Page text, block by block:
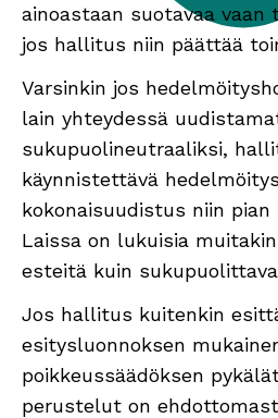
ainoastaan suotavaa vaan
jos hallitus niin päättää
Varsinkin jos
lain yhteydessä
sukupuolineutraaliksi,
käynnistettävä
kokonaisuudistus niin
Laissa on lukuisia
esteitä kuin
Jos hallitus kuitenkin
esitysluonnoksen
poikkeussäädöksen
perustelut on